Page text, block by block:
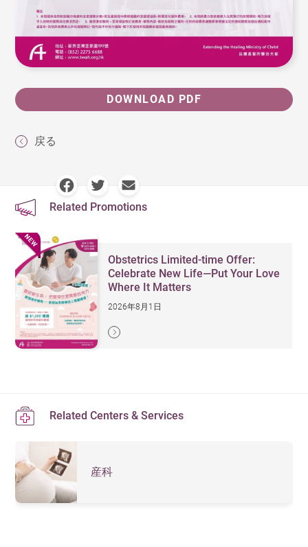
DOWNLOAD PDF
戻る
Related Promotions
Obstetrics Limited-time Offer:
Celebrate New Life—Put Your Love
Where It Matters
2026年8月1日
Related Centers & Services
産科